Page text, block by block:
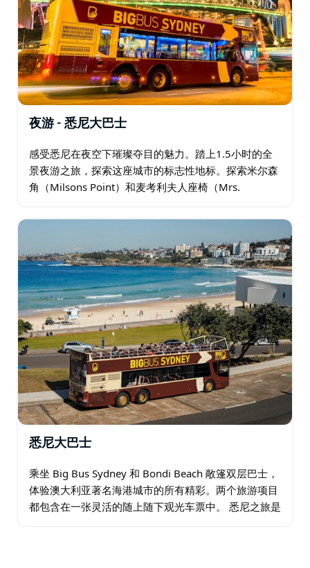
夜游 - 悉尼大巴士
感受悉尼在夜空下璀璨夺目的魅力。踏上1.5小时的全
景夜游之旅，探索这座城市的标志性地标。探索米尔森
角（Milsons Point）和麦考利夫人座椅（Mrs.
的精彩讲解。…
悉尼大巴士
乘坐 Big Bus Sydney 和 Bondi Beach 敞篷双层巴士，
体验澳大利亚著名海港城市的所有精彩。两个旅游项目
都包含在一张灵活的随上随下观光车票中。 悉尼之旅是